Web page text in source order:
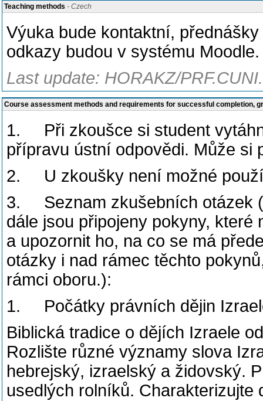
Teaching methods - Czech
Výuka bude kontaktní,
odkazy budou v systému Moodle.
Last update: HORAKZ/
Course assessment methods and requirements for successful completion,
1. Při zkoušce si student
přípravu ústní odpovědi. Může si
2. U zkoušky není možné
3. Seznam zkušebních otázek
dále jsou připojeny pokyny, které
a upozornit ho, na co se má
otázky i nad rámec těchto
rámci oboru.):
1. Počátky právních dějin
Biblická tradice o dějích Izraele
Rozlište různé významy slova
hebrejský, izraelský a židovský.
usedlých rolníků. Charakterizujte